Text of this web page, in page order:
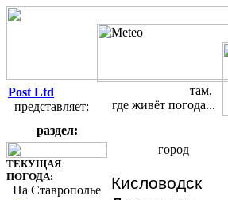
Post Ltd
представляет:
там,
где живёт погода...
раздел:
ТЕКУЩАЯ
ПОГОДА:
На Ставрополье
город
Кисловодск